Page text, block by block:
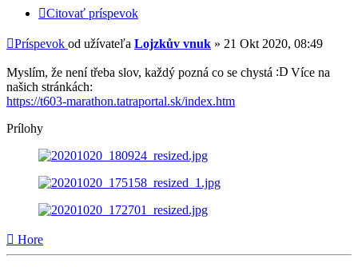
Citovať príspevok
Príspevok od užívateľa Lojzkův vnuk » 21 Okt 2020, 08:49
Myslím, že není třeba slov, každý pozná co se chystá
Více na
našich stránkách:
https://t603-marathon.tatraportal.sk/index.htm
Prílohy
Hore